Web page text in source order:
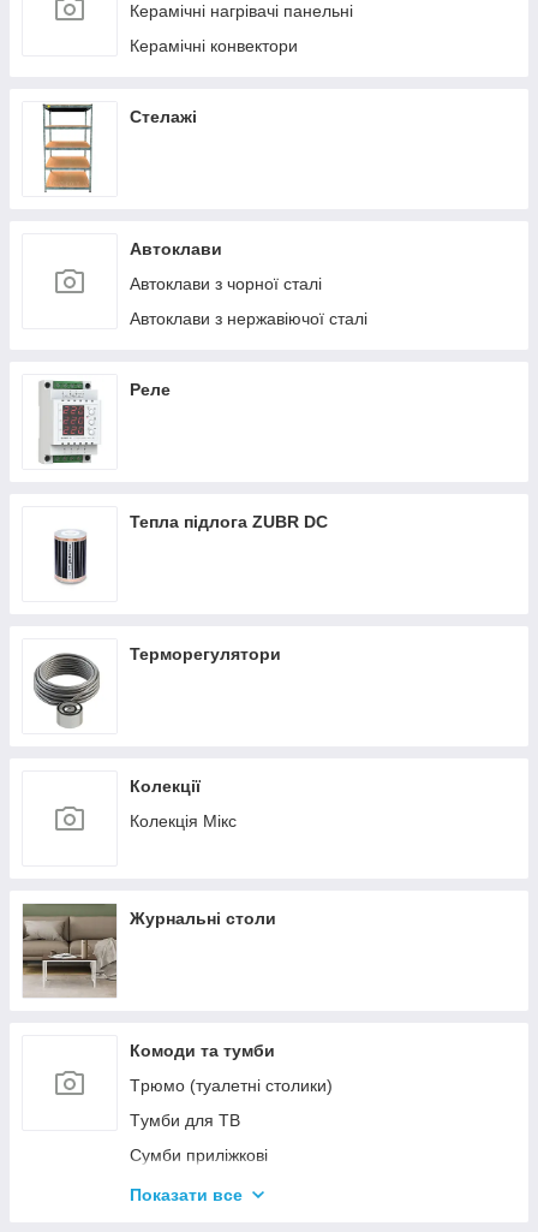
Керамічні нагрівачі панельні
Керамічні конвектори
Стелажі
Автоклави
Автоклави з чорної сталі
Автоклави з нержавіючої сталі
Реле
Тепла підлога ZUBR DC
Терморегулятори
Колекції
Колекція Мікс
Журнальні столи
Комоди та тумби
Tрюмо (туалетні столики)
Tумби для ТВ
Сумби приліжкові
Комоди
Показати все